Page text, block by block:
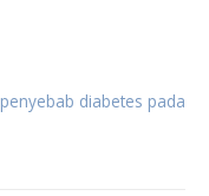
penyebab diabetes pada